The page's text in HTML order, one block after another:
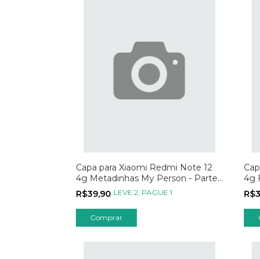
Capa para Xiaomi Redmi Note 12
4g Metadinhas My Person - Parte
01
R$39,90 LEVE 2, PAGUE 1
Comprar
4g